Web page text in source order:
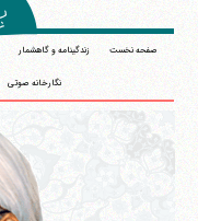
صفحه نخست زندگینامه و گاهشمار
نگارخانه صوتی